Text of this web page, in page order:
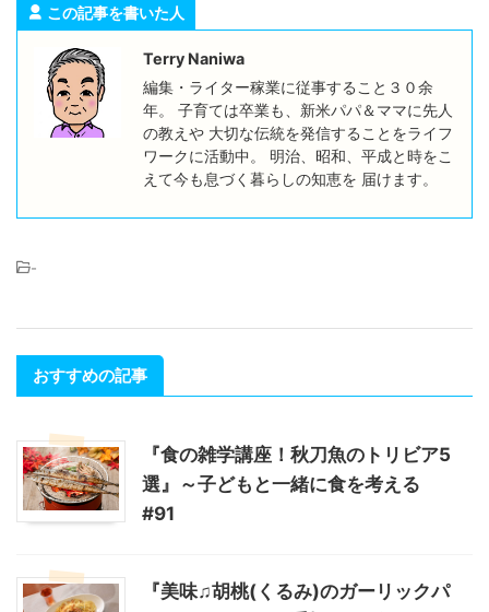
この記事を書いた人
Terry Naniwa
編集・ライター稼業に従事すること３０余
年。 子育ては卒業も、新米パパ＆ママに先人
の教えや 大切な伝統を発信することをライフ
ワークに活動中。 明治、昭和、平成と時をこ
えて今も息づく暮らしの知恵を 届けます。
-
おすすめの記事
『食の雑学講座！秋刀魚のトリビア5
選』～子どもと一緒に食を考える
#91
『美味♫胡桃(くるみ)のガーリックパ